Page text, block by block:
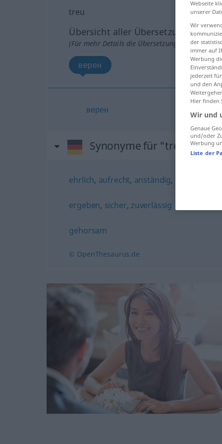
treu
Übersicht aller Übersetzungen
(Für mehr Details die Übersetzung anklicken/
верен
верен
Synonyme für "treu"
ehrlich, aufrecht, anständig,
ergeben, sicher, zuverlässig
gehorsam
© OpenThesaurus.de
Webseite
unserer
Wir
der
immer auf
Werbung
jederzeit
und den
Hier finden
Wir und
Genaue
und/oder
Werbung
Liste der